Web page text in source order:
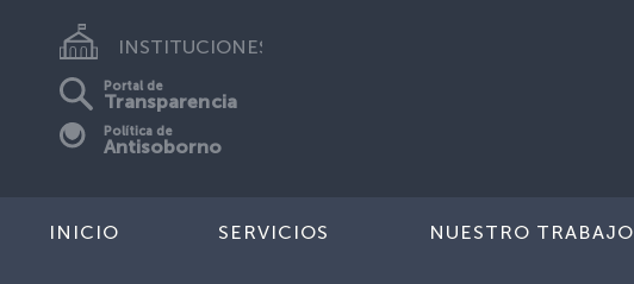
INSTITUCIONES
Portal de
Transparencia
Política de
Antisoborno
INICIO SERVICIOS NUESTRO TRABAJO